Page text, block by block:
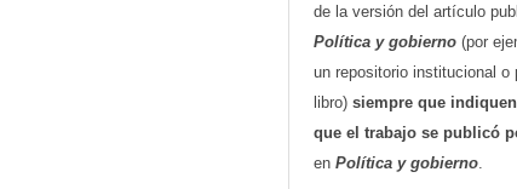
de la versión del artículo
Política y gobierno (por
un repositorio institucional o
libro) siempre que
que el trabajo se publicó
en Política y gobierno